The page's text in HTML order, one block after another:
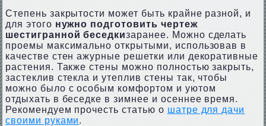
Степень закрытости может быть крайне разной, и
для этого нужно подготовить чертеж
шестигранной беседкизаранее. Можно сделать
проемы максимально открытыми, использовав в
качестве стен ажурные решетки или декоративные
растения. Также стены можно полностью закрыть,
застеклив стекла и утеплив стены так, чтобы
можно было с особым комфортом и уютом
отдыхать в беседке в зимнее и осеннее время.
Рекомендуем прочесть статью о шатре для дачи
своими руками.